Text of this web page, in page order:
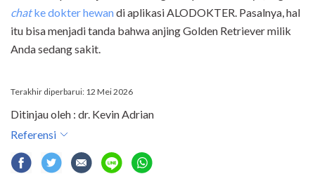
chatke dokter hewandi aplikasi ALODOKTER. Pasalnya, hal
itu bisa menjadi tanda bahwa anjing Golden Retriever milik
Anda sedang sakit.
Terakhir diperbarui: 12 Mei 2026